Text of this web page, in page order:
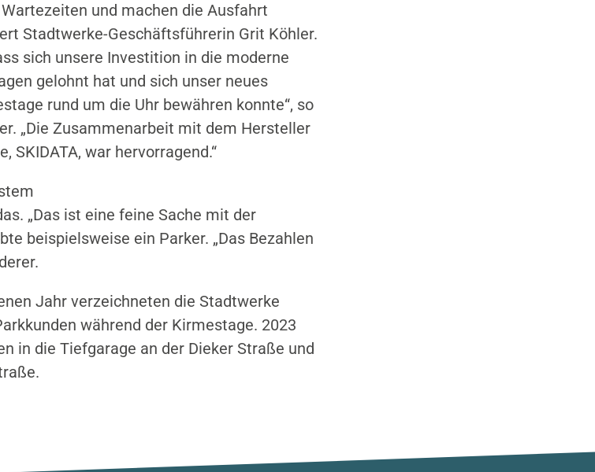
und machen die Ausfahrt
Stadtwerke-Geschäftsführerin Grit Köhler.
sich unsere Investition in die moderne
gelohnt hat und sich unser neues
rund um die Uhr bewähren konnte“, so
„Die Zusammenarbeit mit dem Hersteller
SKIDATA, war hervorragend.“
„Das ist eine feine Sache mit der
beispielsweise ein Parker. „Das Bezahlen
Jahr verzeichneten die Stadtwerke
während der Kirmestage. 2023
in die Tiefgarage an der Dieker Straße und